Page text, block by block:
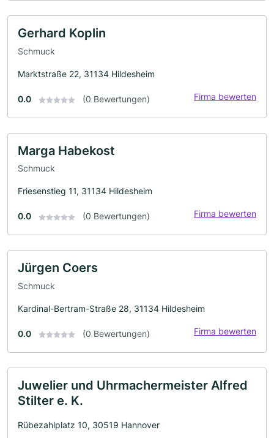
Gerhard Koplin
Schmuck
Marktstraße 22, 31134 Hildesheim
0.0 (0 Bewertungen) Firma bewerten
Marga Habekost
Schmuck
Friesenstieg 11, 31134 Hildesheim
0.0 (0 Bewertungen) Firma bewerten
Jürgen Coers
Schmuck
Kardinal-Bertram-Straße 28, 31134 Hildesheim
0.0 (0 Bewertungen) Firma bewerten
Juwelier und Uhrmachermeister Alfred
Stilter e. K.
Rübezahlplatz 10, 30519 Hannover